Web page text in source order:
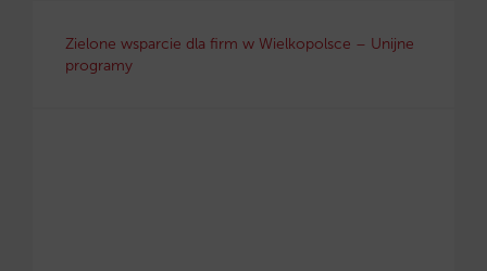
Zielone wsparcie dla firm w Wielkopolsce – Unijne
programy